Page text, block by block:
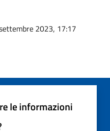
2023, 17:17
le informazioni